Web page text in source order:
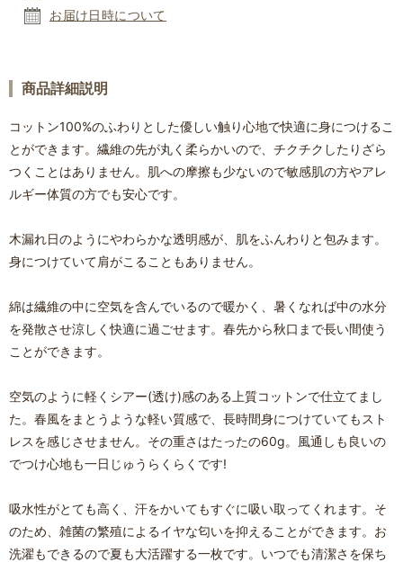
お届け日時について
商品詳細説明
コットン100%のふわりとした優しい触り心地で快適に身につけるこ
とができます。繊維の先が丸く柔らかいので、チクチクしたりざら
つくことはありません。肌への摩擦も少ないので敏感肌の方やアレ
ルギー体質の方でも安心です。
木漏れ日のようにやわらかな透明感が、肌をふんわりと包みます。
身につけていて肩がこることもありません。
綿は繊維の中に空気を含んでいるので暖かく、暑くなれば中の水分
を発散させ涼しく快適に過ごせます。春先から秋口まで長い間使う
ことができます。
空気のように軽くシアー(透け)感のある上質コットンで仕立てまし
た。春風をまとうような軽い質感で、長時間身につけていてもスト
レスを感じさせません。その重さはたったの60g。風通しも良いの
でつけ心地も一日じゅうらくらくです!
吸水性がとても高く、汗をかいてもすぐに吸い取ってくれます。そ
のため、雑菌の繁殖によるイヤな匂いを抑えることができます。お
洗濯もできるので夏も大活躍する一枚です。いつでも清潔さを保ち